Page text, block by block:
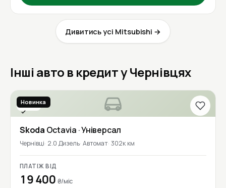
Дивитись усі Mitsubishi →
Інші авто в кредит у Чернівцях
2018
Новинка
Перевірено
Skoda Octavia · Універсал
Чернівці 2.0 Дизель Автомат 302к км
ПЛАТІЖ ВІД
19 400 ₴/міс